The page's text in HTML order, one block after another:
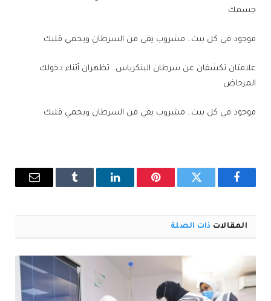
جسمك
موجود في كل بيت.. مشروب يقي من السرطان ويحمي قلبك
علامتان تكشفان عن سرطان البنكرياس.. تظهران أثناء دخولك
المرحاض
موجود في كل بيت.. مشروب يقي من السرطان ويحمي قلبك
فيسبوك تويتر بينتيريستلينكدإن Tumblr
البريد
المقالات ذات الصلة